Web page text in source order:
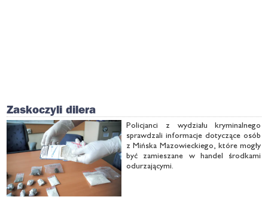
Zaskoczyli dilera
Po­li­cjan­ci z wy­dzia­łu kry­mi­nal­ne­go
spraw­dza­li in­for­ma­cje do­ty­czą­ce osób
z Miń­ska Ma­zo­wiec­kie­go, któ­re mo­gły
być za­mie­sza­ne w han­del środ­ka­mi
odu­rza­ją­cy­mi.